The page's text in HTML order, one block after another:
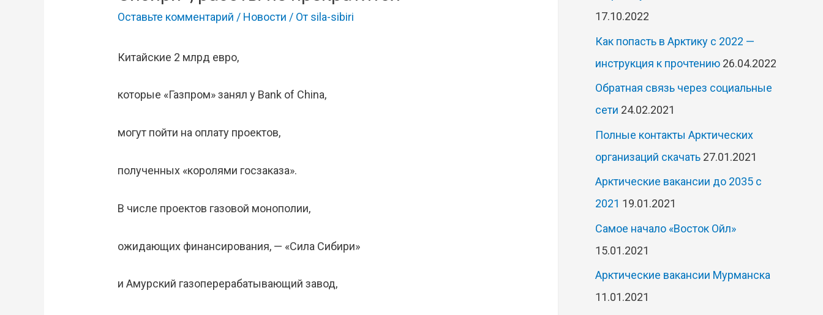
Оставьте комментарий / Новости / От sila-sibiri
Китайские 2 млрд евро,
которые «Газпром» занял у Bank of China,
могут пойти на оплату проектов,
полученных «королями госзаказа».
В числе проектов газовой монополии,
ожидающих финансирования, — «Сила Сибири»
и Амурский газоперерабатывающий завод,
17.10.2022
Как попасть в Арктику с 2022 —
инструкция к прочтению 26.04.2022
Обратная связь через социальные
сети 24.02.2021
Полные контакты Арктических
организаций скачать 27.01.2021
Арктические вакансии до 2035 с
2021 19.01.2021
Самое начало «Восток Ойл»
15.01.2021
Арктические вакансии Мурманска
11.01.2021